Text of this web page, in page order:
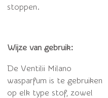
stoppen.
Wijze van gebruik:
De Ventilii Milano
wasparfum is te gebruiken
op elk type stof, zowel